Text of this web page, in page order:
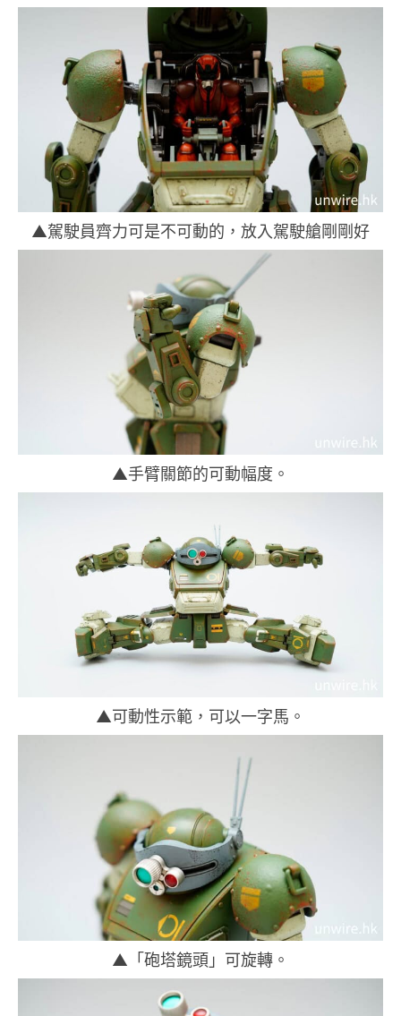
▲駕駛員齊力可是不可動的，放入駕駛艙剛剛好
▲手臂關節的可動幅度。
▲可動性示範，可以一字馬。
▲「砲塔鏡頭」可旋轉。